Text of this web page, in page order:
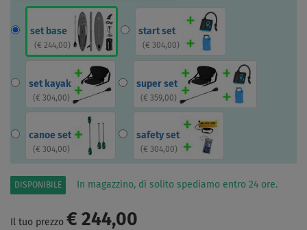
set base
( € 244,00)
start set
(€ 304,00)
set kayak
( € 304,00)
super set
(€ 359,00)
canoe set
( € 304,00)
safety set
(€ 304,00)
DISPONIBILE In magazzino, di solito spediamo entro 24 ore.
Il tuo prezzo € 244,00